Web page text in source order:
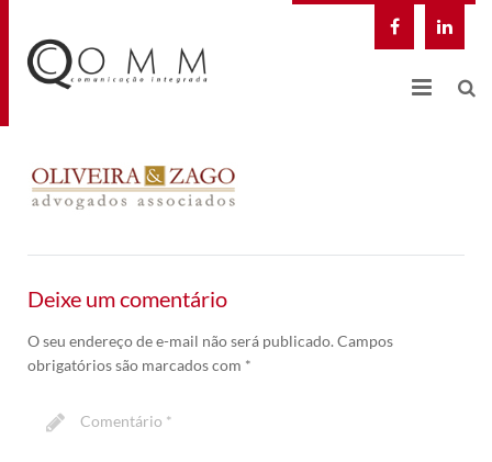
QCOMM DIGITAL
SOLUÇÕES INTEGRADAS
CASES
Deixe um comentário
O seu endereço de e-mail não será publicado. Campos
obrigatórios são marcados com *